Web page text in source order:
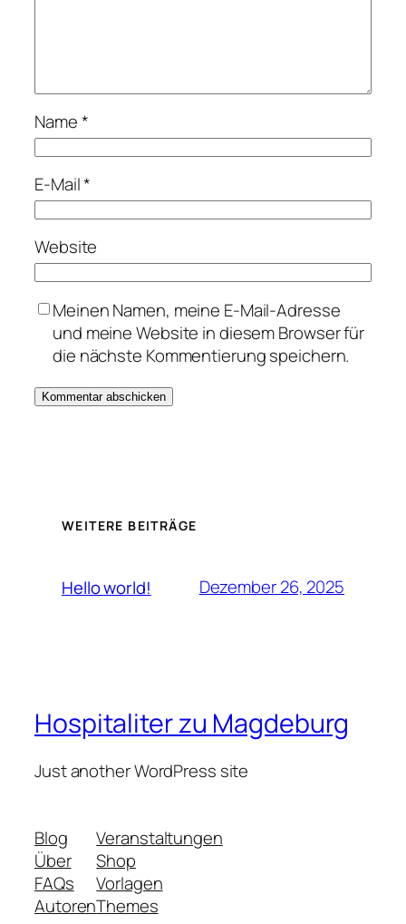
Name*
E-Mail*
Website
Meinen Namen, meine E-Mail-Adresse
und meine Website in diesem Browser für
die nächste Kommentierung speichern.
WEITERE BEITRÄGE
Hello world! Dezember 26, 2025
Hospitaliter zu Magdeburg
Just another WordPress site
Blog
Über
FAQs
Autoren
Veranstaltungen
Shop
Vorlagen
Themes